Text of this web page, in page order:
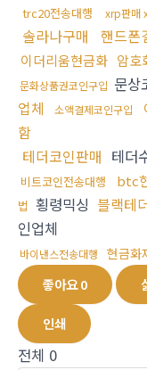
trc20전송대행 xrp판매
솔라나구매
핸드폰
이더리움현금화 암호
문화상품권코인구입 문상
업체
소액결제코인구입
함
테더코인판매 테더
비트코인전송대행 btc
법 횡령믹싱 블랙테
인업체
바이낸스전송대행 현금화
좋아요0
인쇄
전체 0